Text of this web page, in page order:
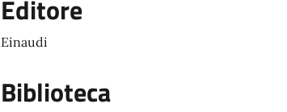
Editore
Einaudi
Biblioteca